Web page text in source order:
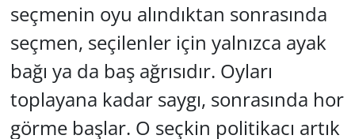
seçmenin oyu alındıktan sonrasında
seçmen, seçilenler için yalnızca ayak
bağı ya da baş ağrısıdır. Oyları
toplayana kadar saygı, sonrasında hor
görme başlar. O seçkin politikacı artık